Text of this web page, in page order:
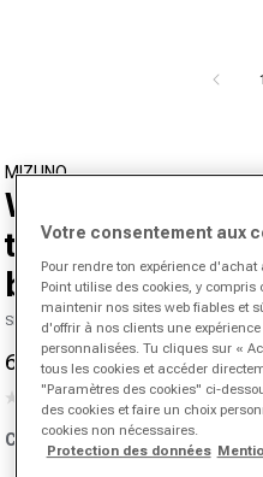
MIZUNO
Wave Exceed
terre battue
bleu
SKU 07217601230000
Prix promotionnel
64,95 €
Prix normal125,00 € -48%
Aucune
valeur
de
notation.
(0)
Couleur:blanc
Votre consentement aux
Pour rendre ton expérience
Point utilise des cookies, y compris
maintenir nos sites web fiables et
d'offrir à nos clients une
personnalisées. Tu cliques sur «
tous les cookies et accéder
"Paramètres des cookies" ci-
des cookies et faire un choix
cookies non nécessaires.
Protection des données